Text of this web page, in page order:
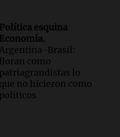
tragedia de las Altas
testimonia sobre
por la tragedia de
en Córdoba con
Política esquina
Economía.
Brasil:
lloran como
patriagrandistas lo
que no hicieron como
politicos